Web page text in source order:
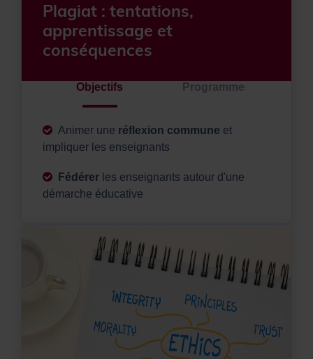
Plagiat : tentations,
apprentissage et
conséquences
Objectifs Programme
Animer une réflexion commune et
impliquer les enseignants
Fédérer les enseignants autour d'une
démarche éducative